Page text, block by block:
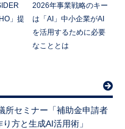
」提
2026年事業戦略のキー
は「AI」中小企業がAI
を活用するために必要
なこととは
所セミナー「補助金申請者
方と生成AI活用術」